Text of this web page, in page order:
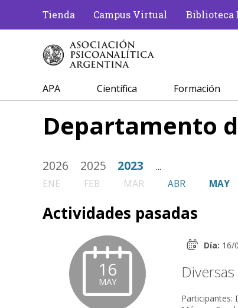
Tienda Campus Virtual Biblioteca
APA Científica Formación
Departamento
2026 2025 2023 ...
ENE FEB MAR ABR MAY
Actividades pasadas
16
MAY
Día: 16/
Participantes: